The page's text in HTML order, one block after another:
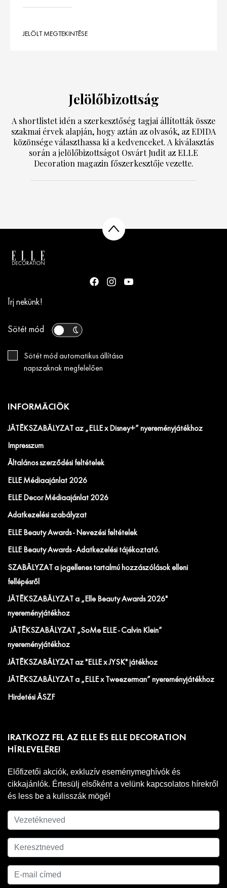
JELÖLT MEGTEKINTÉSE
Jelölőbizottság
A shortlistet idén a szerkesztőség tagjai állították össze
szakmai érvek alapján, hogy aztán az olvasók, az EDIDA
közönsége választhassa ki a kedvenceket. A kiválasztás
során a jelölőbizottságot Osvárt Judit az ELLE
Decoration magazin főszerkesztője vezette.
Írj nekünk!
Sötét mód
Sötét mód automatikus állítása
napszaknak megfelelően
INFORMÁCIÓK
JÁTÉKSZABÁLYZAT az „ELLE x Disney+” nyereményjátékhoz
Impresszum
Általános szerződési feltételek
ELLE Médiaajánlat 2026
ELLE Decor Médiaajánlat 2026
Adatkezelési szabályzat
ELLE Beauty Awards - Nevezési feltételek
ELLE Beauty Awards - Adatkezelési tájékoztató.
SZABÁLYZAT a jogellenes tartalmú hozzászólások elleni
fellépésről
JÁTÉKSZABÁLYZAT a „Elle Beauty Awards 2026"
nyereményjátékhoz
JÁTÉKSZABÁLYZAT „SoMe ELLE - Calvin Klein”
nyereményjátékhoz
JÁTÉKSZABÁLYZAT az "ELLE x JYSK" játékhoz
JÁTÉKSZABÁLYZAT a „ELLE x Tweezerman” nyereményjátékhoz
Hirdetési ÁSZF
IRATKOZZ FEL AZ ELLE ÉS ELLE DECORATION
HÍRLEVELÉRE!
Előfizetői akciók, exkluzív eseménymeghívók és
cikkajánlók. Értesülj elsőként a velünk kapcsolatos hírekről
és less be a kulisszák mögé!